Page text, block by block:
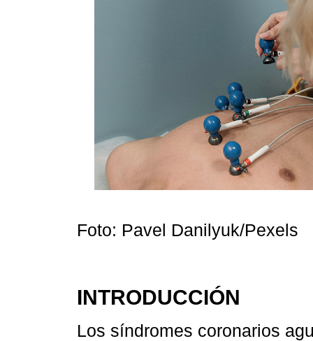
Foto: Pavel Danilyuk/Pexels
INTRODUCCIÓN
Los síndromes coronarios